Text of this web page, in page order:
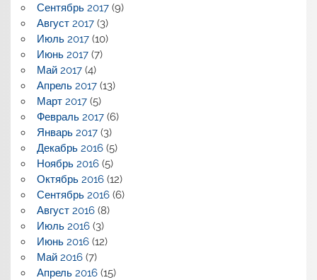
Сентябрь 2017(9)
Август 2017(3)
Июль 2017(10)
Июнь 2017(7)
Май 2017(4)
Апрель 2017(13)
Март 2017(5)
Февраль 2017(6)
Январь 2017(3)
Декабрь 2016(5)
Ноябрь 2016(5)
Октябрь 2016(12)
Сентябрь 2016(6)
Август 2016(8)
Июль 2016(3)
Июнь 2016(12)
Май 2016(7)
Апрель 2016(15)